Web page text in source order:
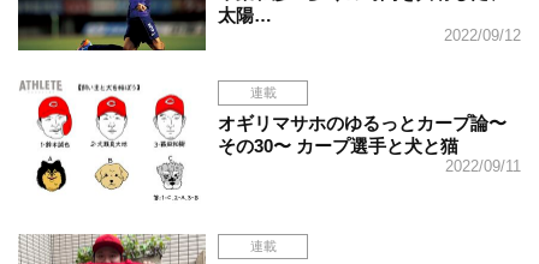
太陽…
2022/09/12
連載
オギリマサホのゆるっとカープ論〜
その30〜 カープ選手と犬と猫
2022/09/11
連載